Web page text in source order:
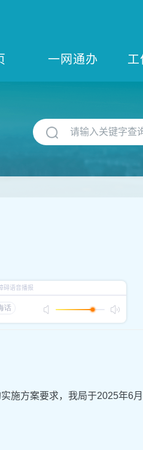
一网通办 工
施方案要求，我局于2025年6